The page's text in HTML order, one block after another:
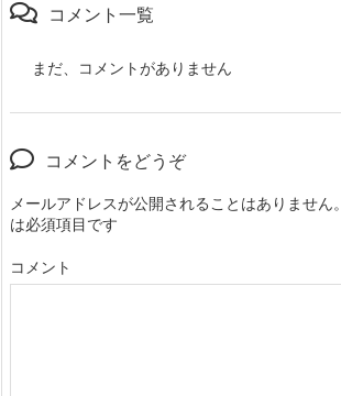
コメント一覧
まだ、コメントがありません
コメントをどうぞ
メールアドレスが公開されることはありません。
は必須項目です
コメント